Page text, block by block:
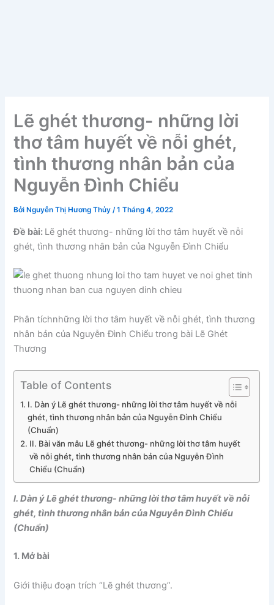
Lẽ ghét thương- những lời
thơ tâm huyết về nỗi ghét,
tình thương nhân bản của
Nguyễn Đình Chiểu
Bởi Nguyễn Thị Hương Thủy/1 Tháng 4, 2022
Đề bài: Lẽ ghét thương- những lời thơ tâm huyết về nỗi
ghét, tình thương nhân bản của Nguyễn Đình Chiểu
Phân tíchnhững lời thơ tâm huyết về nỗi ghét, tình thương
nhân bản của Nguyễn Đình Chiểu trong bài Lẽ Ghét
Thương
Table of Contents
I. Dàn ý Lẽ ghét thương- những lời thơ tâm huyết về nỗi
ghét, tình thương nhân bản của Nguyễn Đình Chiểu
(Chuẩn)
II. Bài văn mẫu Lẽ ghét thương- những lời thơ tâm huyết
về nỗi ghét, tình thương nhân bản của Nguyễn Đình
Chiểu (Chuẩn)
I. Dàn ý Lẽ ghét thương- những lời thơ tâm huyết về nỗi
ghét, tình thương nhân bản của Nguyễn Đình Chiểu
(Chuẩn)
1. Mở bài
Giới thiệu đoạn trích “Lẽ ghét thương”.